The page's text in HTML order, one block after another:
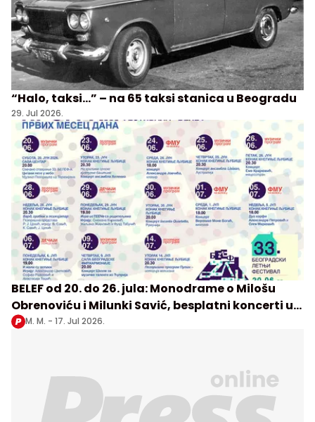
“Halo, taksi…” – na 65 taksi stanica u Beogradu
29. Jul 2026.
BELEF od 20. do 26. jula: Monodrame o Milošu
Obrenoviću i Milunki Savić, besplatni koncerti u
Beogradu
M. M. - 17. Jul 2026.